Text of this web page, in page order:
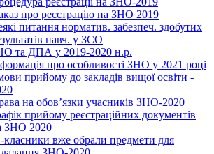
про реєстрацію на ЗНО 2019
питання норматив. забезпеч. здобутих
навч. у ЗСО
та ДПА у 2019-2020 н.р.
про особливості ЗНО у 2021 році
прийому до закладів вищої освіти -
на обов’язки учасників ЗНО-2020
прийому реєстраційних документів
ЗНО 2020
класники вже обрали предмети для